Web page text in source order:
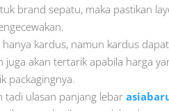
brand sepatu, maka pastikan
kardus, namun kardus
juga akan tertarik apabila harga
packagingnya.
tadi ulasan panjang lebar